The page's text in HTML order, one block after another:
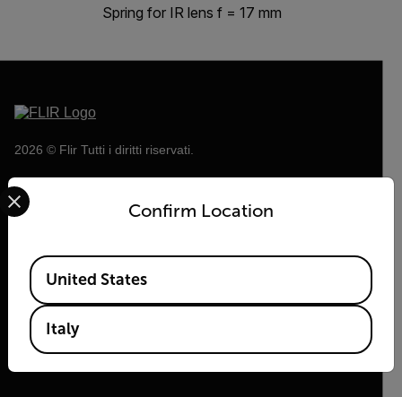
Spring for IR lens f = 17 mm
2026 © Flir Tutti i diritti riservati.
Confirm Location
Select your preferred country and language from the
Available Locations
United States
Italy